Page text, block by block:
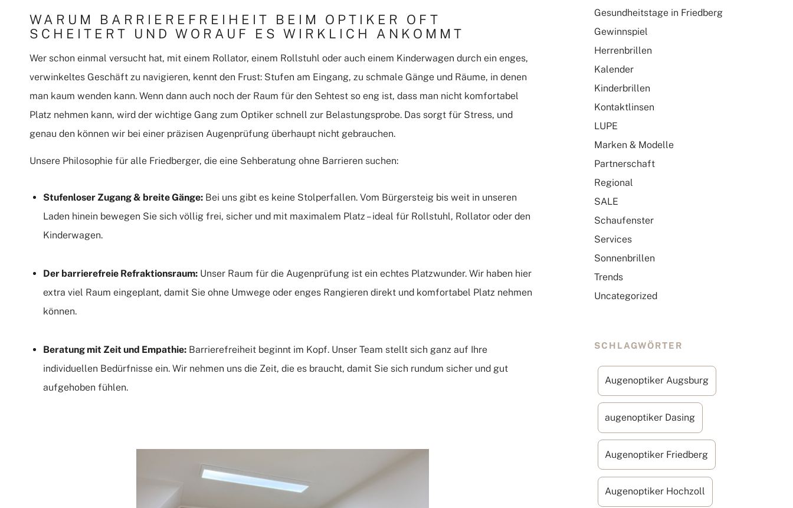
WARUM BARRIEREFREIHEIT BEIM OPTIKER OFT
SCHEITERT UND WORAUF ES WIRKLICH ANKOMMT
Wer schon einmal versucht hat, mit einem Rollator, einem Rollstuhl oder auch einem Kinderwagen durch ein enges,
verwinkeltes Geschäft zu navigieren, kennt den Frust: Stufen am Eingang, zu schmale Gänge und Räume, in denen
man kaum wenden kann. Wenn dann auch noch der Raum für den Sehtest so eng ist, dass man nicht komfortabel
Platz nehmen kann, wird der wichtige Gang zum Optiker schnell zur Belastungsprobe. Das sorgt für Stress, und
genau den können wir bei einer präzisen Augenprüfung überhaupt nicht gebrauchen.
Unsere Philosophie für alle Friedberger, die eine Sehberatung ohne Barrieren suchen:
Stufenloser Zugang & breite Gänge: Bei uns gibt es keine Stolperfallen. Vom Bürgersteig bis weit in unseren
Laden hinein bewegen Sie sich völlig frei, sicher und mit maximalem Platz – ideal für Rollstuhl, Rollator oder den
Kinderwagen.
Der barrierefreie Refraktionsraum: Unser Raum für die Augenprüfung ist ein echtes Platzwunder. Wir haben hier
extra viel Raum eingeplant, damit Sie ohne Umwege oder enges Rangieren direkt und komfortabel Platz nehmen
können.
Beratung mit Zeit und Empathie: Barrierefreiheit beginnt im Kopf. Unser Team stellt sich ganz auf Ihre
individuellen Bedürfnisse ein. Wir nehmen uns die Zeit, die es braucht, damit Sie sich rundum sicher und gut
aufgehoben fühlen.
Gesundheitstage in Friedberg
Gewinnspiel
Herrenbrillen
Kalender
Kinderbrillen
Kontaktlinsen
LUPE
Marken & Modelle
Partnerschaft
Regional
SALE
Schaufenster
Services
Sonnenbrillen
Trends
Uncategorized
SCHLAGWÖRTER
Augenoptiker Augsburg
augenoptiker Dasing
Augenoptiker Friedberg
Augenoptiker Hochzoll